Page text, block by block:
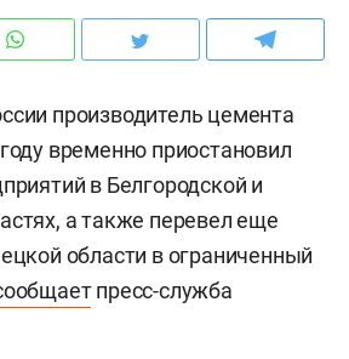
производитель цемента
временно приостановил
в Белгородской и
а также перевел еще
области в ограниченный
пресс-служба